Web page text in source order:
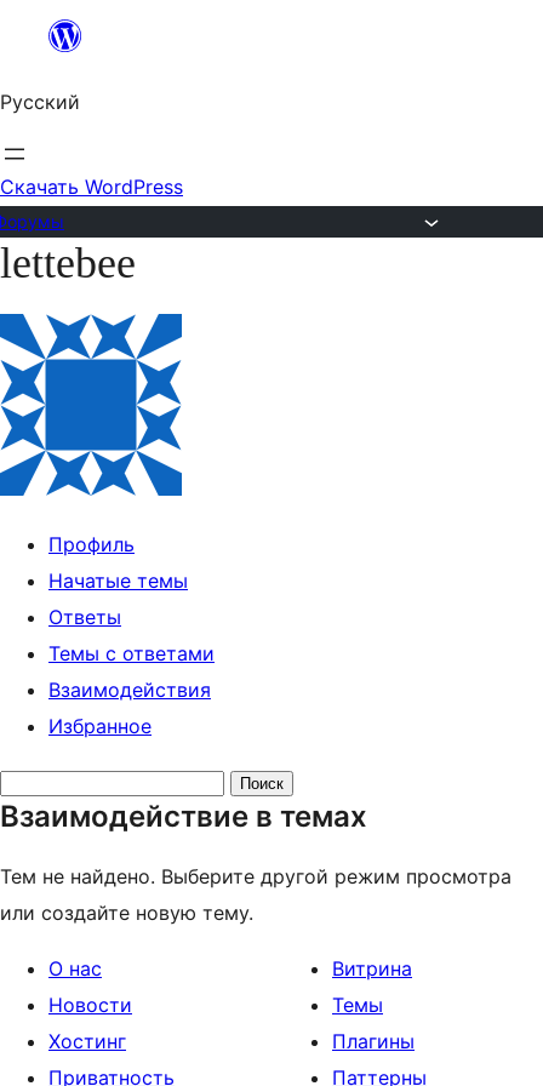
Перейти
содержимому
Русский
Скачать WordPress
Перейти
содержимому
lettebee
Профиль
Начатые темы
Ответы
Темы с ответами
Взаимодействия
Избранное
тем:
Взаимодействие в темах
Тем не найдено. Выберите другой режим просмотра
или создайте новую тему.
О нас
Новости
Хостинг
Приватность
Витрина
Темы
Плагины
Паттерны